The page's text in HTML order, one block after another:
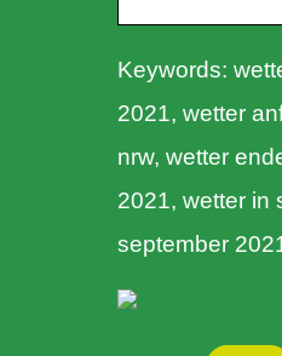
Keywords:
2021, wetter
nrw, wetter
2021, wetter in
september